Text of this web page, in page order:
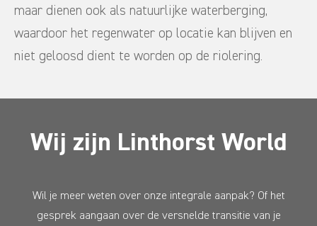
maar dienen ook als natuurlijke waterberging,
waardoor het regenwater op locatie kan blijven en
niet geloosd dient te worden op de riolering.
Wij zijn Linthorst World
Wil je meer weten over onze integrale aanpak? Of het
gesprek aangaan over de versnelde transitie van je